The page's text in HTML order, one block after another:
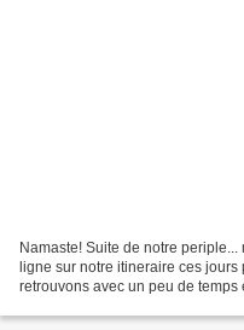
Namaste! Suite de notre
ligne sur notre itineraire ces
retrouvons avec un peu de